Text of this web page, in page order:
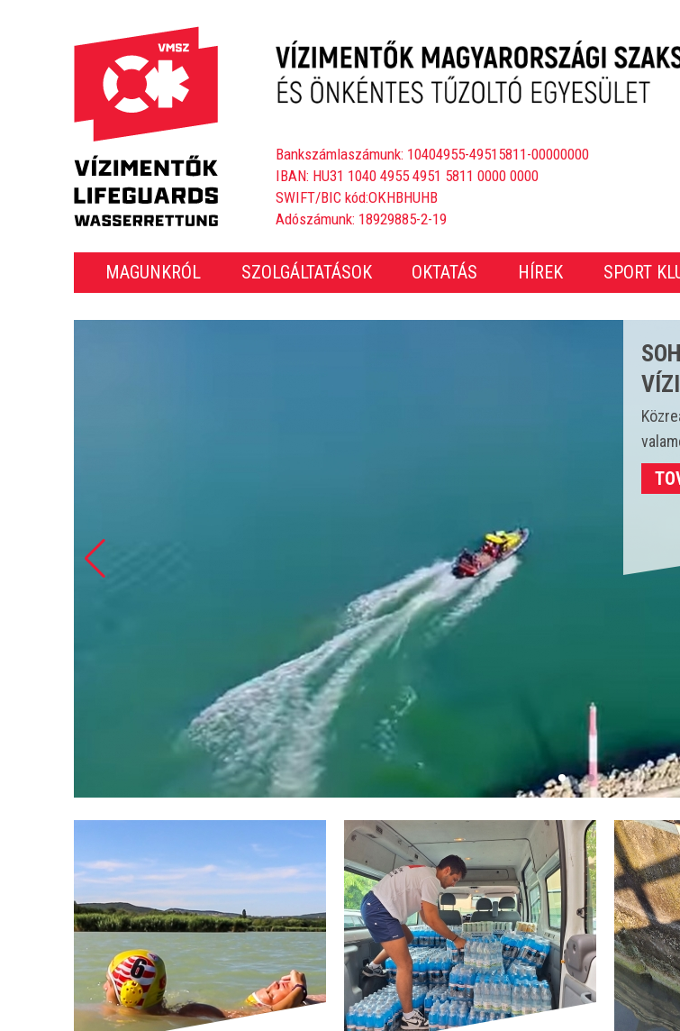
Bankszámlaszámunk: 10404955-49515811-00000000
IBAN: HU31 1040 4955 4951 5811 0000 0000
SWIFT/BIC kód:OKHBHUHB
Adószámunk: 18929885-2-19
MAGUNKRÓL SZOLGÁLTATÁSOK OKTATÁS HÍREK SPORT
ÖS
Idén